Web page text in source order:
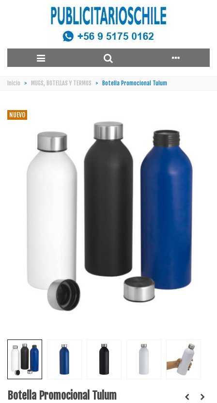
Inicio > MUGS, BOTELLAS Y TERMOS > Botella Promocional Tulum
NUEVO
Botella Promocional Tulum